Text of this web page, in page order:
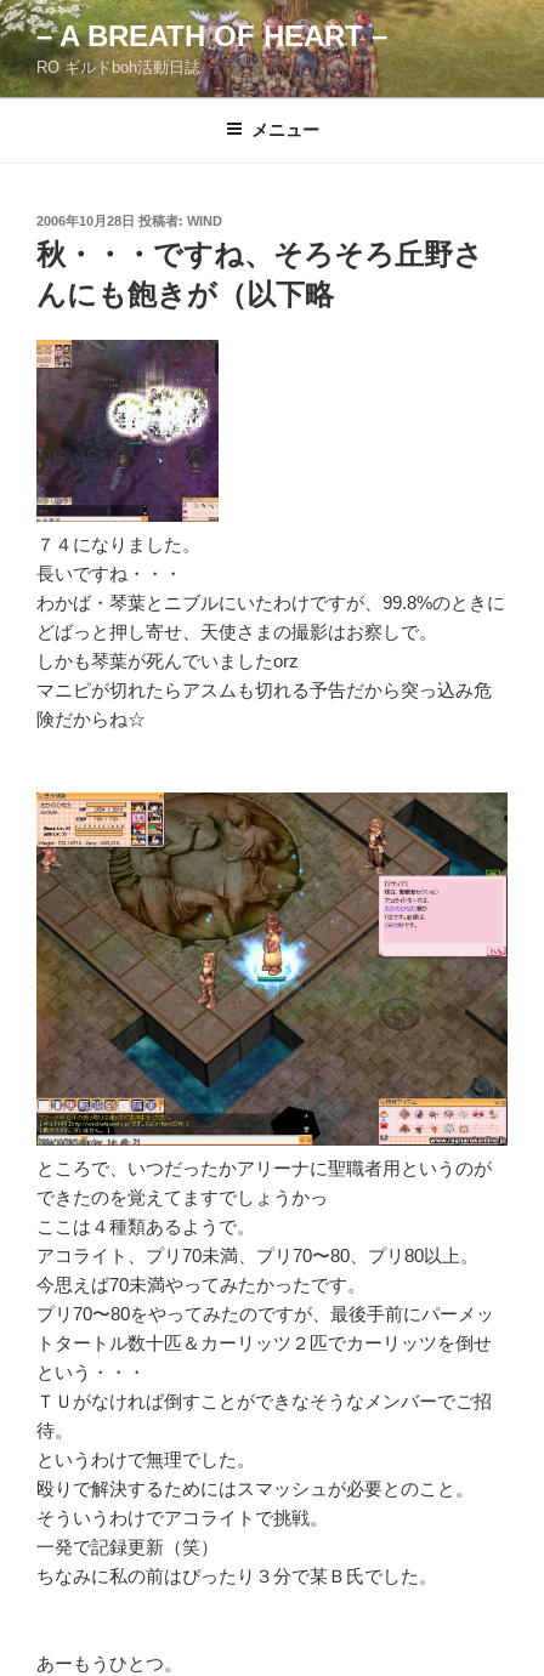
コ
ン
テ
ン
– A BREATH OF HEART –
RO ギルドboh活動日誌
メニュー
投
稿
日:
2006年10月28日 投稿者: WIND
秋・・・ですね、そろそろ丘野さ
んにも飽きが（以下略
７４になりました。
長いですね・・・
わかば・琴葉とニブルにいたわけですが、99.8%のときに
どばっと押し寄せ、天使さまの撮影はお察しで。
しかも琴葉が死んでいましたorz
マニピが切れたらアスムも切れる予告だから突っ込み危
険だからね☆
ところで、いつだったかアリーナに聖職者用というのが
できたのを覚えてますでしょうかっ
ここは４種類あるようで。
アコライト、プリ70未満、プリ70〜80、プリ80以上。
今思えば70未満やってみたかったです。
プリ70〜80をやってみたのですが、最後手前にパーメッ
トタートル数十匹＆カーリッツ２匹でカーリッツを倒せ
という・・・
ＴＵがなければ倒すことができなそうなメンバーでご招
待。
というわけで無理でした。
殴りで解決するためにはスマッシュが必要とのこと。
そういうわけでアコライトで挑戦。
一発で記録更新（笑）
ちなみに私の前はぴったり３分で某Ｂ氏でした。
あーもうひとつ。